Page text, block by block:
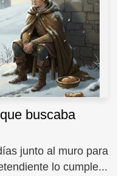
buscaba
junto al muro para
lo cumple...